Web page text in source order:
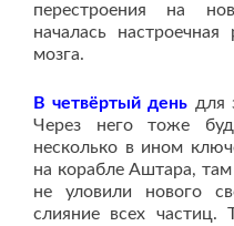
перестроения на
началась
мозга.
В четвёртый день для
Через него тоже
несколько в ином
на корабле Аштара,
не уловили нового
слияние всех частиц.